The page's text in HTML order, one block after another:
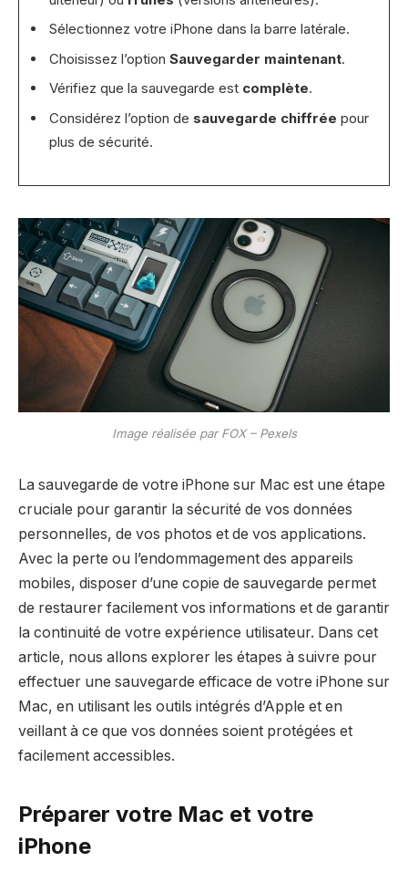
Sélectionnez votre iPhone dans la barre latérale.
Choisissez l’option Sauvegarder maintenant.
Vérifiez que la sauvegarde est complète.
Considérez l’option de sauvegarde chiffrée pour
plus de sécurité.
Image réalisée par FOX – Pexels
La sauvegarde de votre iPhone sur Mac est une étape
cruciale pour garantir la sécurité de vos données
personnelles, de vos photos et de vos applications.
Avec la perte ou l’endommagement des appareils
mobiles, disposer d’une copie de sauvegarde permet
de restaurer facilement vos informations et de garantir
la continuité de votre expérience utilisateur. Dans cet
article, nous allons explorer les étapes à suivre pour
effectuer une sauvegarde efficace de votre iPhone sur
Mac, en utilisant les outils intégrés d’Apple et en
veillant à ce que vos données soient protégées et
facilement accessibles.
Préparer votre Mac et votre
iPhone